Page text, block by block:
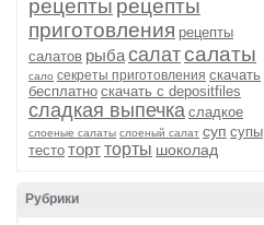
рецепты рецепты
приготовления рецепты
салатов рыбасалатсалаты
сало секреты приготовления скачать
бесплатно скачать с depositfiles
сладкая выпечка сладкое
слоеные салаты слоеный салат суп супы
тесто тортторты шоколад
Рубрики